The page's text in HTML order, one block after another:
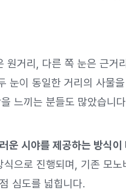
원거리, 다른 쪽 눈은 근거
눈이 동일한 거리의 사물
느끼는 분들도 많았습니
운 시야를 제공하는 방식
식으로 진행되며, 기존 모
심도를 넓힙니다.